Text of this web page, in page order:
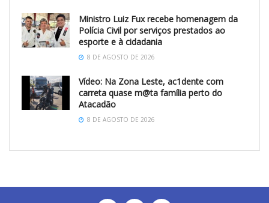
Ministro Luiz Fux recebe homenagem da
Polícia Civil por serviços prestados ao
esporte e à cidadania
8 DE AGOSTO DE 2026
Vídeo: Na Zona Leste, ac1dente com
carreta quase m@ta família perto do
Atacadão
8 DE AGOSTO DE 2026